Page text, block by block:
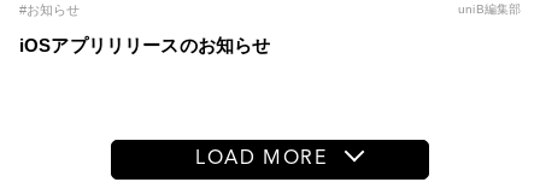
#お知らせ uniB編集部
iOSアプリリリースのお知らせ
LOAD MORE